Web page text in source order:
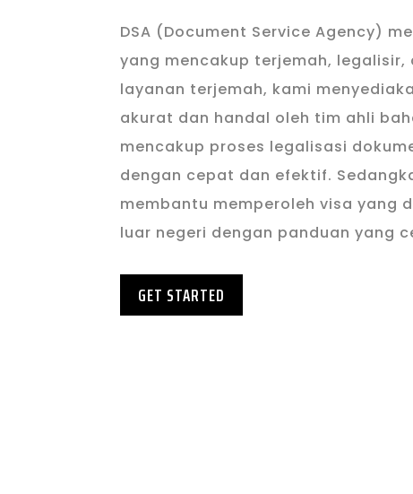
DSA (Document Service Agency)
yang mencakup terjemah, legalisir,
layanan terjemah, kami
akurat dan handal oleh tim ahli
mencakup proses legalisasi
dengan cepat dan efektif.
membantu memperoleh visa yang
luar negeri dengan panduan yang
GET STARTED